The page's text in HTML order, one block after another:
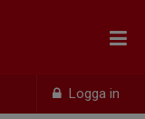
Logga in